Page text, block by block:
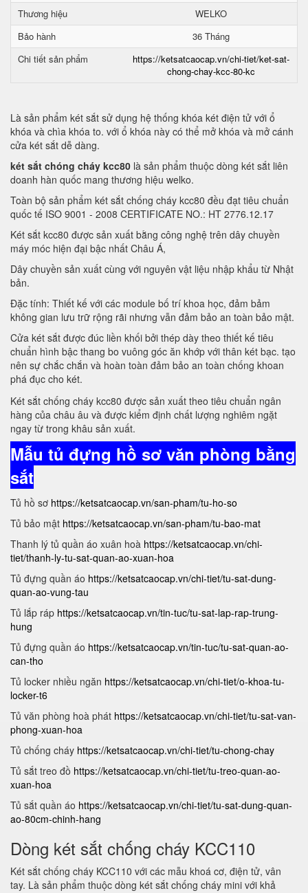
Thương hiệu
WELKO
Bảo hành
36 Tháng
Chi tiết sản phẩm
https://ketsatcaocap.vn/chi-tiet/ket-sat-
chong-chay-kcc-80-kc
Là sản phẩm két sắt sử dụng hệ thống khóa két điện tử với ổ
khóa và chìa khóa to. với ổ khóa này có thể mở khóa và mở cánh
cửa két sắt dễ dàng.
két sắt chóng cháy kcc80 là sản phẩm thuộc dòng két sắt liên
doanh hàn quốc mang thương hiệu welko.
Toàn bộ sản phẩm két sắt chống cháy kcc80 đều đạt tiêu chuẩn
quốc tế ISO 9001 - 2008 CERTIFICATE NO.: HT 2776.12.17
Két sắt kcc80 được sản xuất bằng công nghệ trên dây chuyền
máy móc hiện đại bậc nhất Châu Á,
Dây chuyền sản xuất cùng với nguyên vật liệu nhập khẩu từ Nhật
bản.
Đặc tính: Thiết kế với các module bố trí khoa học, đảm bảm
không gian lưu trữ rộng rãi nhưng vẫn đảm bảo an toàn bảo mật.
Cửa két sắt được đúc liền khối bởi thép dày theo thiết kế tiêu
chuẩn hình bậc thang bo vuông góc ăn khớp với thân két bạc. tạo
nên sự chắc chắn và hoàn toàn đảm bảo an toàn chống khoan
phá đục cho két.
Két sắt chống cháy kcc80 được sản xuất theo tiêu chuẩn ngân
hàng của châu âu và được kiểm định chất lượng nghiêm ngặt
ngay từ trong khâu sản xuất.
Mẫu tủ đựng hồ sơ văn phòng bằng
sắt
Tủ hồ sơ https://ketsatcaocap.vn/san-pham/tu-ho-so
Tủ bảo mật https://ketsatcaocap.vn/san-pham/tu-bao-mat
Thanh lý tủ quần áo xuân hoà https://ketsatcaocap.vn/chi-
tiet/thanh-ly-tu-sat-quan-ao-xuan-hoa
Tủ đựng quần áo https://ketsatcaocap.vn/chi-tiet/tu-sat-dung-
quan-ao-vung-tau
Tủ lắp ráp https://ketsatcaocap.vn/tin-tuc/tu-sat-lap-rap-trung-
hung
Tủ đựng quần áo https://ketsatcaocap.vn/tin-tuc/tu-sat-quan-ao-
can-tho
Tủ locker nhiều ngăn https://ketsatcaocap.vn/chi-tiet/o-khoa-tu-
locker-t6
Tủ văn phòng hoà phát https://ketsatcaocap.vn/chi-tiet/tu-sat-van-
phong-xuan-hoa
Tủ chống cháy https://ketsatcaocap.vn/chi-tiet/tu-chong-chay
Tủ sắt treo đồ https://ketsatcaocap.vn/chi-tiet/tu-treo-quan-ao-
xuan-hoa
Tủ sắt quần áo https://ketsatcaocap.vn/chi-tiet/tu-sat-dung-quan-
ao-80cm-chinh-hang
Dòng két sắt chống cháy KCC110
Két sắt chống cháy KCC110 với các mẫu khoá cơ, điện tử, vân
tay. Là sản phẩm thuộc dòng két sắt chống cháy mini với khả